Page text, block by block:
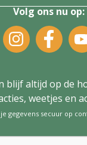
Volg ons nu op:
blijf altijd op de
weetjes en
je gegevens secuur op